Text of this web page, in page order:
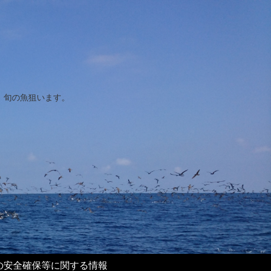
の魚狙います。
全確保等に関する情報